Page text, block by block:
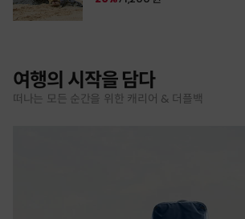
여행의 시작을 담다
떠나는 모든 순간을 위한 캐리어 & 더플백